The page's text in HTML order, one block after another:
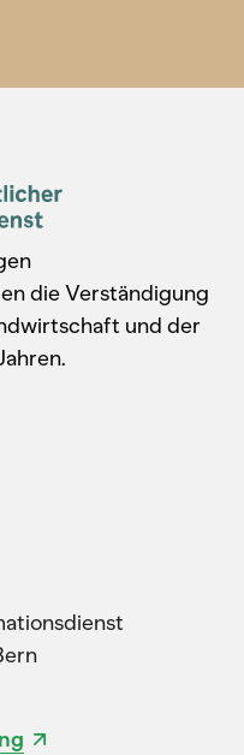
die Verständigung
und der